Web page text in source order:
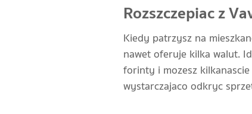
Rozszczepiac z
Kiedy patrzysz na
nawet oferuje kilka walut.
forinty i mozesz
wystarczajaco odkryc